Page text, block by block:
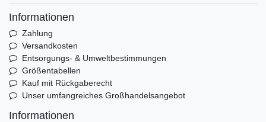
Informationen
Zahlung
Versandkosten
Entsorgungs- & Umweltbestimmungen
Größentabellen
Kauf mit Rückgaberecht
Unser umfangreiches Großhandelsangebot
Informationen